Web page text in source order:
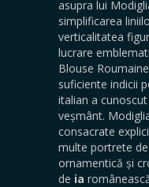
asupra lui
simplificarea
verticalitatea
lucrare
Blouse
suficiente indicii
italian a
veșmânt.
consacrate
multe portrete
ornamentică și
de ia